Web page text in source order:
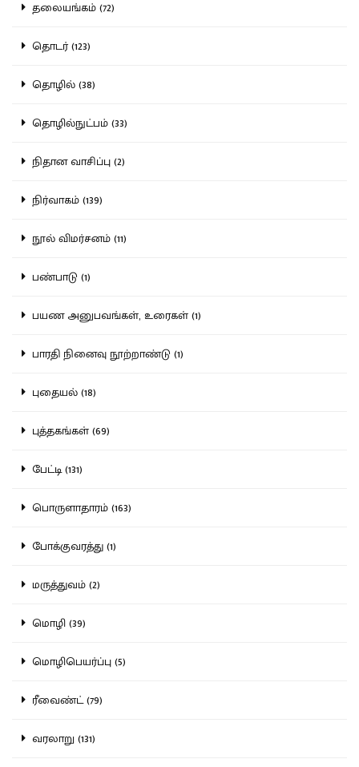
தலையங்கம் (72)
தொடர் (123)
தொழில் (38)
தொழில்நுட்பம் (33)
நிதான வாசிப்பு (2)
நிர்வாகம் (139)
நூல் விமர்சனம் (11)
பண்பாடு (1)
பயண அனுபவங்கள், உரைகள் (1)
பாரதி நினைவு நூற்றாண்டு (1)
புதையல் (18)
புத்தகங்கள் (69)
பேட்டி (131)
பொருளாதாரம் (163)
போக்குவரத்து (1)
மருத்துவம் (2)
மொழி (39)
மொழிபெயர்ப்பு (5)
ரீவைண்ட் (79)
வரலாறு (131)